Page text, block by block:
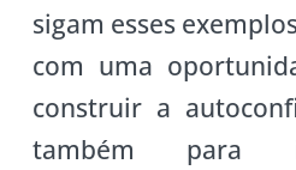
sigam esses
com uma
construir a
também para